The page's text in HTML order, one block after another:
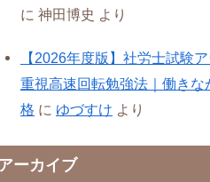
に 神田博史 より
【2026年度版】社労士試験
重視高速回転勉強法｜働きな
格 に ゆづすけ より
ーカイブ